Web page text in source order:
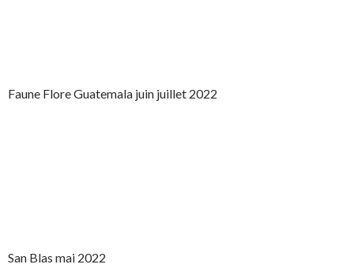
Faune Flore Guatemala juin juillet 2022
San Blas mai 2022